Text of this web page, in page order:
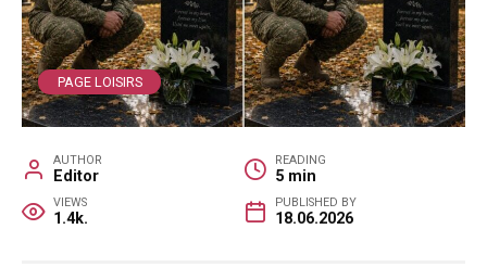
PAGE LOISIRS
AUTHOR
Editor
READING
5 min
VIEWS
1.4k.
PUBLISHED BY
18.06.2026